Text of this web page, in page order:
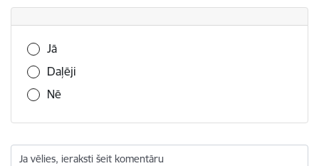
Vai šī informācija bija noderīga?
Jā
Daļēji
Nē
Ja vēlies, ieraksti šeit komentāru